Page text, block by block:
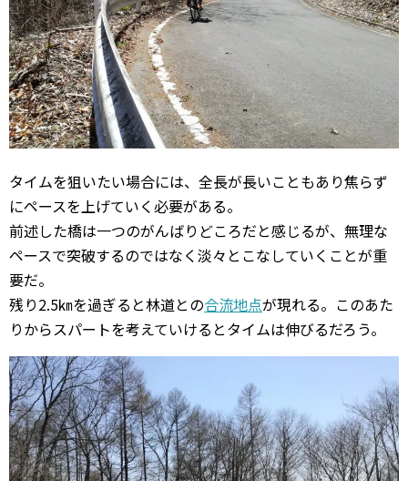
タイムを狙いたい場合には、全長が長いこともあり焦らず
にペースを上げていく必要がある。
前述した橋は一つのがんばりどころだと感じるが、無理な
ペースで突破するのではなく淡々とこなしていくことが重
要だ。
残り2.5㎞を過ぎると林道との合流地点が現れる。このあた
りからスパートを考えていけるとタイムは伸びるだろう。